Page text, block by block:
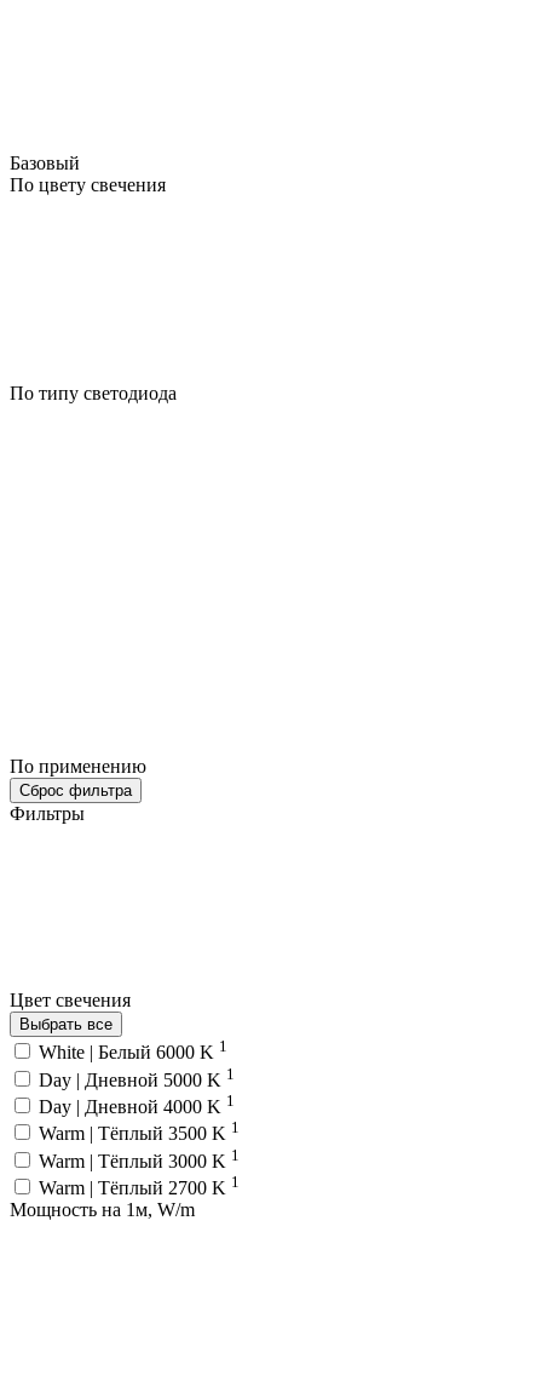
Базовый
По цвету свечения
По типу светодиода
По применению
Сброс фильтра
Фильтры
Цвет свечения
Выбрать все
White | Белый 6000 K 1
Day | Дневной 5000 K 1
Day | Дневной 4000 K 1
Warm | Тёплый 3500 K 1
Warm | Тёплый 3000 K 1
Warm | Тёплый 2700 K 1
Мощность на 1м, W/m